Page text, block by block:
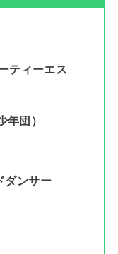
ティーエス
団）
ダンサー